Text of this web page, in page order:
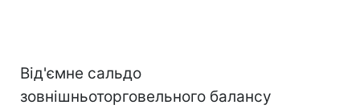
Від'ємне сальдо
зовнішньоторговельного балансу